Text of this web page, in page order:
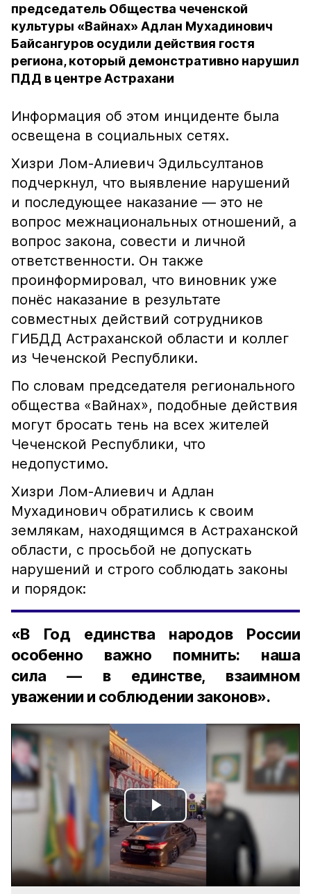
председатель Общества чеченской
культуры «Вайнах» Адлан Мухадинович
Байсангуров осудили действия гостя
региона, который демонстративно нарушил
ПДД в центре Астрахани
Информация об этом инциденте была
освещена в социальных сетях.
Хизри Лом-Алиевич Эдильсултанов
подчеркнул, что выявление нарушений
и последующее наказание — это не
вопрос межнациональных отношений, а
вопрос закона, совести и личной
ответственности. Он также
проинформировал, что виновник уже
понёс наказание в результате
совместных действий сотрудников
ГИБДД Астраханской области и коллег
из Чеченской Республики.
По словам председателя регионального
общества «Вайнах», подобные действия
могут бросать тень на всех жителей
Чеченской Республики, что
недопустимо.
Хизри Лом-Алиевич и Адлан
Мухадинович обратились к своим
землякам, находящимся в Астраханской
области, с просьбой не допускать
нарушений и строго соблюдать законы
и порядок:
«В Год единства народов России
особенно важно помнить: наша
сила — в единстве, взаимном
уважении и соблюдении законов».
Play
Video